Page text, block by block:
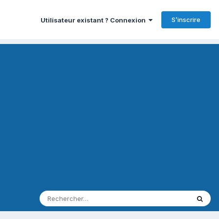
Utilisateur existant ? Connexion S’inscrire